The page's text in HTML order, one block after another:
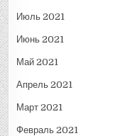
Июль 2021
Июнь 2021
Май 2021
Апрель 2021
Март 2021
Февраль 2021